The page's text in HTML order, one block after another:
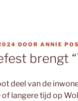
DOOR ANNIE
brengt
deel van de
langere tijd op